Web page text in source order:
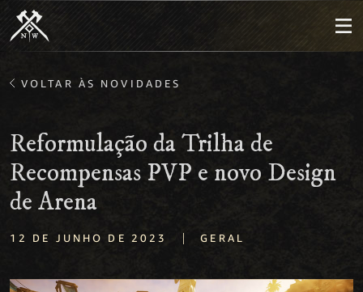
VOLTAR ÀS NOVIDADES
Reformulação da Trilha de
Recompensas PVP e novo Design
de Arena
12 DE JUNHO DE 2023 | GERAL